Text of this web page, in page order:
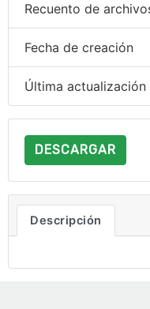
Recuento de
Fecha de creación
Última actualización
DESCARGAR
Descripción